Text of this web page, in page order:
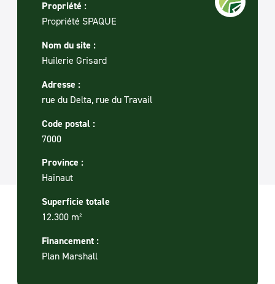
Propriété :
Propriété SPAQUE
Nom du site :
Huilerie Grisard
Adresse :
rue du Delta, rue du Travail
Code postal :
7000
Province :
Hainaut
Superficie totale
12.300 m²
Financement :
Plan Marshall